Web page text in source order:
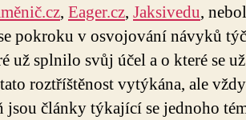
, Eager.cz, Jaksivedu,
pokroku v osvojování návyků
už splnilo svůj účel a o které se už
roztříštěnost vytýkána, ale
jsou články týkající se jednoho